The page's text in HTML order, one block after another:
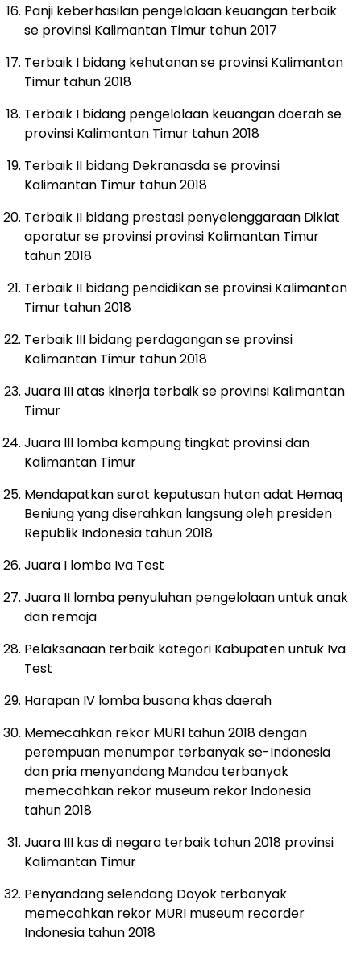
Panji keberhasilan pengelolaan keuangan terbaik
se provinsi Kalimantan Timur tahun 2017
Terbaik I bidang kehutanan se provinsi Kalimantan
Timur tahun 2018
Terbaik I bidang pengelolaan keuangan daerah se
provinsi Kalimantan Timur tahun 2018
Terbaik II bidang Dekranasda se provinsi
Kalimantan Timur tahun 2018
Terbaik II bidang prestasi penyelenggaraan Diklat
aparatur se provinsi provinsi Kalimantan Timur
tahun 2018
Terbaik II bidang pendidikan se provinsi Kalimantan
Timur tahun 2018
Terbaik III bidang perdagangan se provinsi
Kalimantan Timur tahun 2018
Juara III atas kinerja terbaik se provinsi Kalimantan
Timur
Juara III lomba kampung tingkat provinsi dan
Kalimantan Timur
Mendapatkan surat keputusan hutan adat Hemaq
Beniung yang diserahkan langsung oleh presiden
Republik Indonesia tahun 2018
Juara I lomba Iva Test
Juara II lomba penyuluhan pengelolaan untuk anak
dan remaja
Pelaksanaan terbaik kategori Kabupaten untuk Iva
Test
Harapan IV lomba busana khas daerah
Memecahkan rekor MURI tahun 2018 dengan
perempuan menumpar terbanyak se-Indonesia
dan pria menyandang Mandau terbanyak
memecahkan rekor museum rekor Indonesia
tahun 2018
Juara III kas di negara terbaik tahun 2018 provinsi
Kalimantan Timur
Penyandang selendang Doyok terbanyak
memecahkan rekor MURI museum recorder
Indonesia tahun 2018